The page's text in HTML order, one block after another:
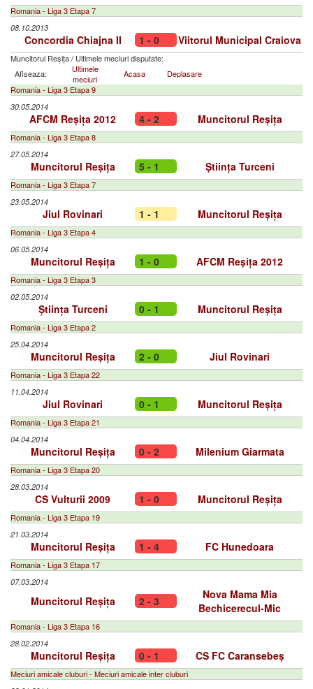
Romania - Liga 3 Etapa 7
08.10.2013
Concordia Chiajna II 1 - 0 Viitorul Municipal Craiova
Muncitorul Reșița/ Ultimele meciuri disputate:
Afiseaza:
Ultimele
meciuri
Acasa
Deplasare
Romania - Liga 3 Etapa 9
30.05.2014
AFCM Reșița 2012 4 - 2 Muncitorul Reșița
Romania - Liga 3 Etapa 8
27.05.2014
Muncitorul Reșița 5 - 1 Știința Turceni
Romania - Liga 3 Etapa 7
23.05.2014
Jiul Rovinari 1 - 1 Muncitorul Reșița
Romania - Liga 3 Etapa 4
06.05.2014
Muncitorul Reșița 1 - 0 AFCM Reșița 2012
Romania - Liga 3 Etapa 3
02.05.2014
Știința Turceni 0 - 1 Muncitorul Reșița
Romania - Liga 3 Etapa 2
25.04.2014
Muncitorul Reșița 2 - 0 Jiul Rovinari
Romania - Liga 3 Etapa 22
11.04.2014
Jiul Rovinari 0 - 1 Muncitorul Reșița
Romania - Liga 3 Etapa 21
04.04.2014
Muncitorul Reșița 0 - 2 Milenium Giarmata
Romania - Liga 3 Etapa 20
28.03.2014
CS Vulturii 2009 1 - 0 Muncitorul Reșița
Romania - Liga 3 Etapa 19
21.03.2014
Muncitorul Reșița 1 - 4 FC Hunedoara
Romania - Liga 3 Etapa 17
07.03.2014
Muncitorul Reșița 2 - 3
Nova Mama Mia
Bechicerecul-Mic
Romania - Liga 3 Etapa 16
28.02.2014
Muncitorul Reșița 0 - 1 CS FC Caransebeș
Meciuri amicale cluburi - Meciuri amicale inter cluburi